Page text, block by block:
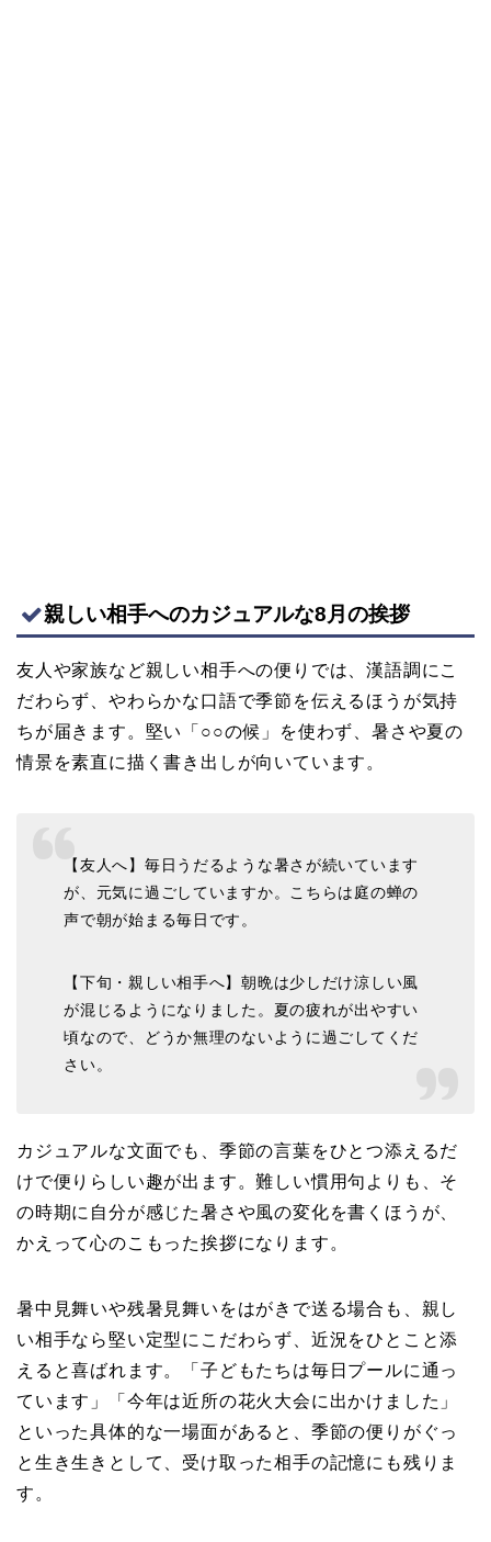
親しい相手へのカジュアルな8月の挨拶
友人や家族など親しい相手への便りでは、漢語調にこ
だわらず、やわらかな口語で季節を伝えるほうが気持
ちが届きます。堅い「○○の候」を使わず、暑さや夏の
情景を素直に描く書き出しが向いています。
【友人へ】毎日うだるような暑さが続いています
が、元気に過ごしていますか。こちらは庭の蝉の
声で朝が始まる毎日です。
【下旬・親しい相手へ】朝晩は少しだけ涼しい風
が混じるようになりました。夏の疲れが出やすい
頃なので、どうか無理のないように過ごしてくだ
さい。
カジュアルな文面でも、季節の言葉をひとつ添えるだ
けで便りらしい趣が出ます。難しい慣用句よりも、そ
の時期に自分が感じた暑さや風の変化を書くほうが、
かえって心のこもった挨拶になります。
暑中見舞いや残暑見舞いをはがきで送る場合も、親し
い相手なら堅い定型にこだわらず、近況をひとこと添
えると喜ばれます。「子どもたちは毎日プールに通っ
ています」「今年は近所の花火大会に出かけました」
といった具体的な一場面があると、季節の便りがぐっ
と生き生きとして、受け取った相手の記憶にも残りま
す。